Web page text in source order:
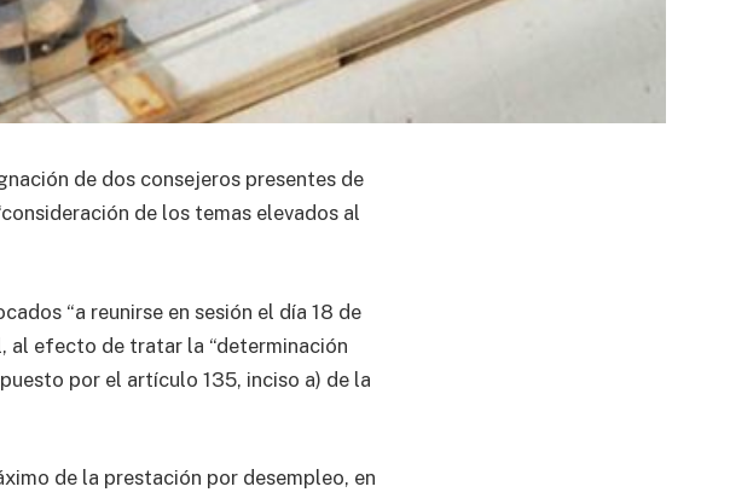
de dos consejeros presentes de
de los temas elevados al
“a reunirse en sesión el día 18 de
al efecto de tratar la “determinación
por el artículo 135, inciso a) de la
de la prestación por desempleo, en